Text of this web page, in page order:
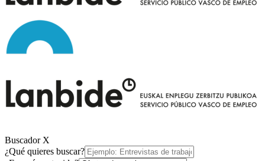
Buscador X
¿Qué quieres buscar?